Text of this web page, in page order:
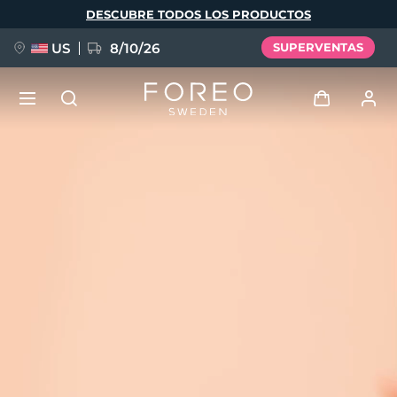
DESCUBRE TODOS LOS PRODUCTOS
US 8/10/26 SUPERVENTAS